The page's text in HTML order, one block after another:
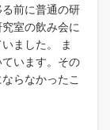
前に普通の研
室の飲み会に
ました。 ま
います。その
らなかったこ